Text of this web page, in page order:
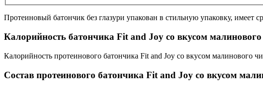
Протеиновый батончик без глазури упакован в стильную упаковку, имеет
Калорийность батончика Fit and Joy со вкусом малинового
Калорийность протеинового батончика Fit and Joy со вкусом малинового
Состав протеинового батончика Fit and Joy со вкусом